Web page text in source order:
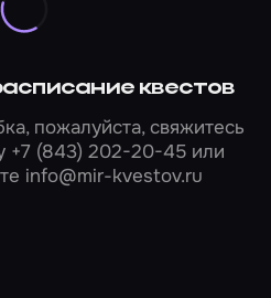
квестов
пожалуйста, свяжитесь
+7 (843) 202-20-45или
info@mir-kvestov.ru